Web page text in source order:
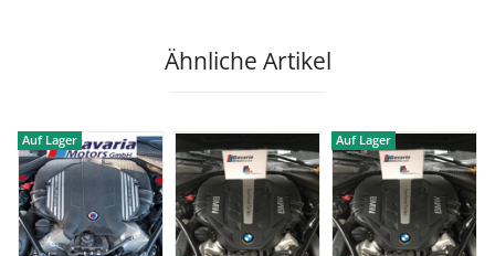
Ähnliche Artikel
Auf Lager Auf Lager